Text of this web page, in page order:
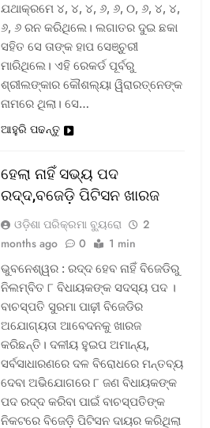
ଯଥାକ୍ରମେ ୪, ୪, ୪, ୬, ୬, ୦, ୬, ୪, ୪,
୬, ୬ ରନ କରିଥିଲେ। ଲଗାତର ଦୁଇ ଛକା
ସହିତ ସେ ତାଙ୍କ ହାପ ସେଞ୍ଚୁରୀ
ମାରିଥିଲେ। ଏହି ରେକର୍ଡ ପୂର୍ବରୁ
ଶ୍ରୀଲଙ୍କାର କୌଶଲ୍ୟା ୱିରାରତ୍ନେଙ୍କ
ନାମରେ ଥିଲା। ସେ…
ଆହୁରି ପଢନ୍ତୁ
ହେଲା ନାହିଁ ସଭ୍ୟ ପଦ
ରଦ୍ଦ,ବଜେଡ଼ି ପିଟିସନ ଖାରଜ
ଓଡ଼ିଶା ପରିକ୍ରମା ବ୍ୟୁରୋ
2
months ago
0 1 min
ଭୁବନେଶ୍ୱର : ରଦ୍ଦ ହେବ ନାହିଁ ବିଜେଡିରୁ
ନିଲମ୍ବିତ ୮ ବିଧାୟକଙ୍କ ସଦସ୍ୟ ପଦ ।
ବାଚସ୍ପତି ସୁରମା ପାଢ଼ୀ ବିଜେଡିର
ଅଯୋଗ୍ୟତା ଆବେଦନକୁ ଖାରଜ
କରିଛନ୍ତି। ଦଳୀୟ ହୁଇପ ଅମାନ୍ୟ,
ସର୍ବସାଧାରଣରେ ଦଳ ବିରୋଧରେ ମନ୍ତବ୍ୟ
ଦେବା ଅଭିଯୋଗରେ ୮ ଜଣ ବିଧାୟକଙ୍କ
ପଦ ରଦ୍ଦ କରିବା ପାଇଁ ବାଚସ୍ପତିଙ୍କ
ନିକଟରେ ବିଜେଡ଼ି ପିଟିସନ ଦାୟର କରିଥିଲା